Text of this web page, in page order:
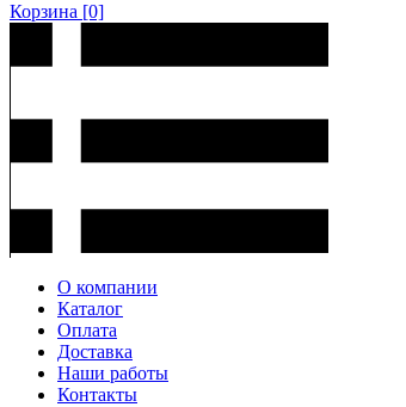
Корзина [0]
О компании
Каталог
Оплата
Доставка
Наши работы
Контакты